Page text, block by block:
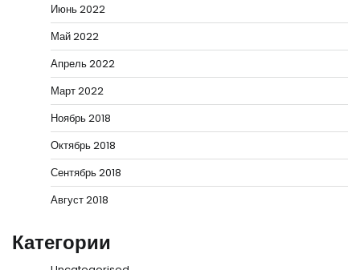
Июнь 2022
Май 2022
Апрель 2022
Март 2022
Ноябрь 2018
Октябрь 2018
Сентябрь 2018
Август 2018
Категории